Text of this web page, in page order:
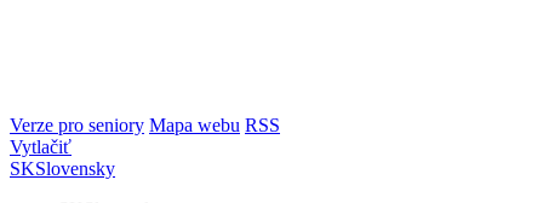
Verze pro seniory Mapa webu RSS
Vytlačiť
SKSlovensky